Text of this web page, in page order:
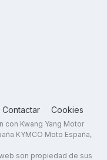
Contactar Cookies
con Kwang Yang Motor
KYMCO Moto España,
son propiedad de sus